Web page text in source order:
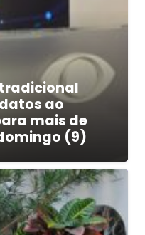
ao
mais de
(9)